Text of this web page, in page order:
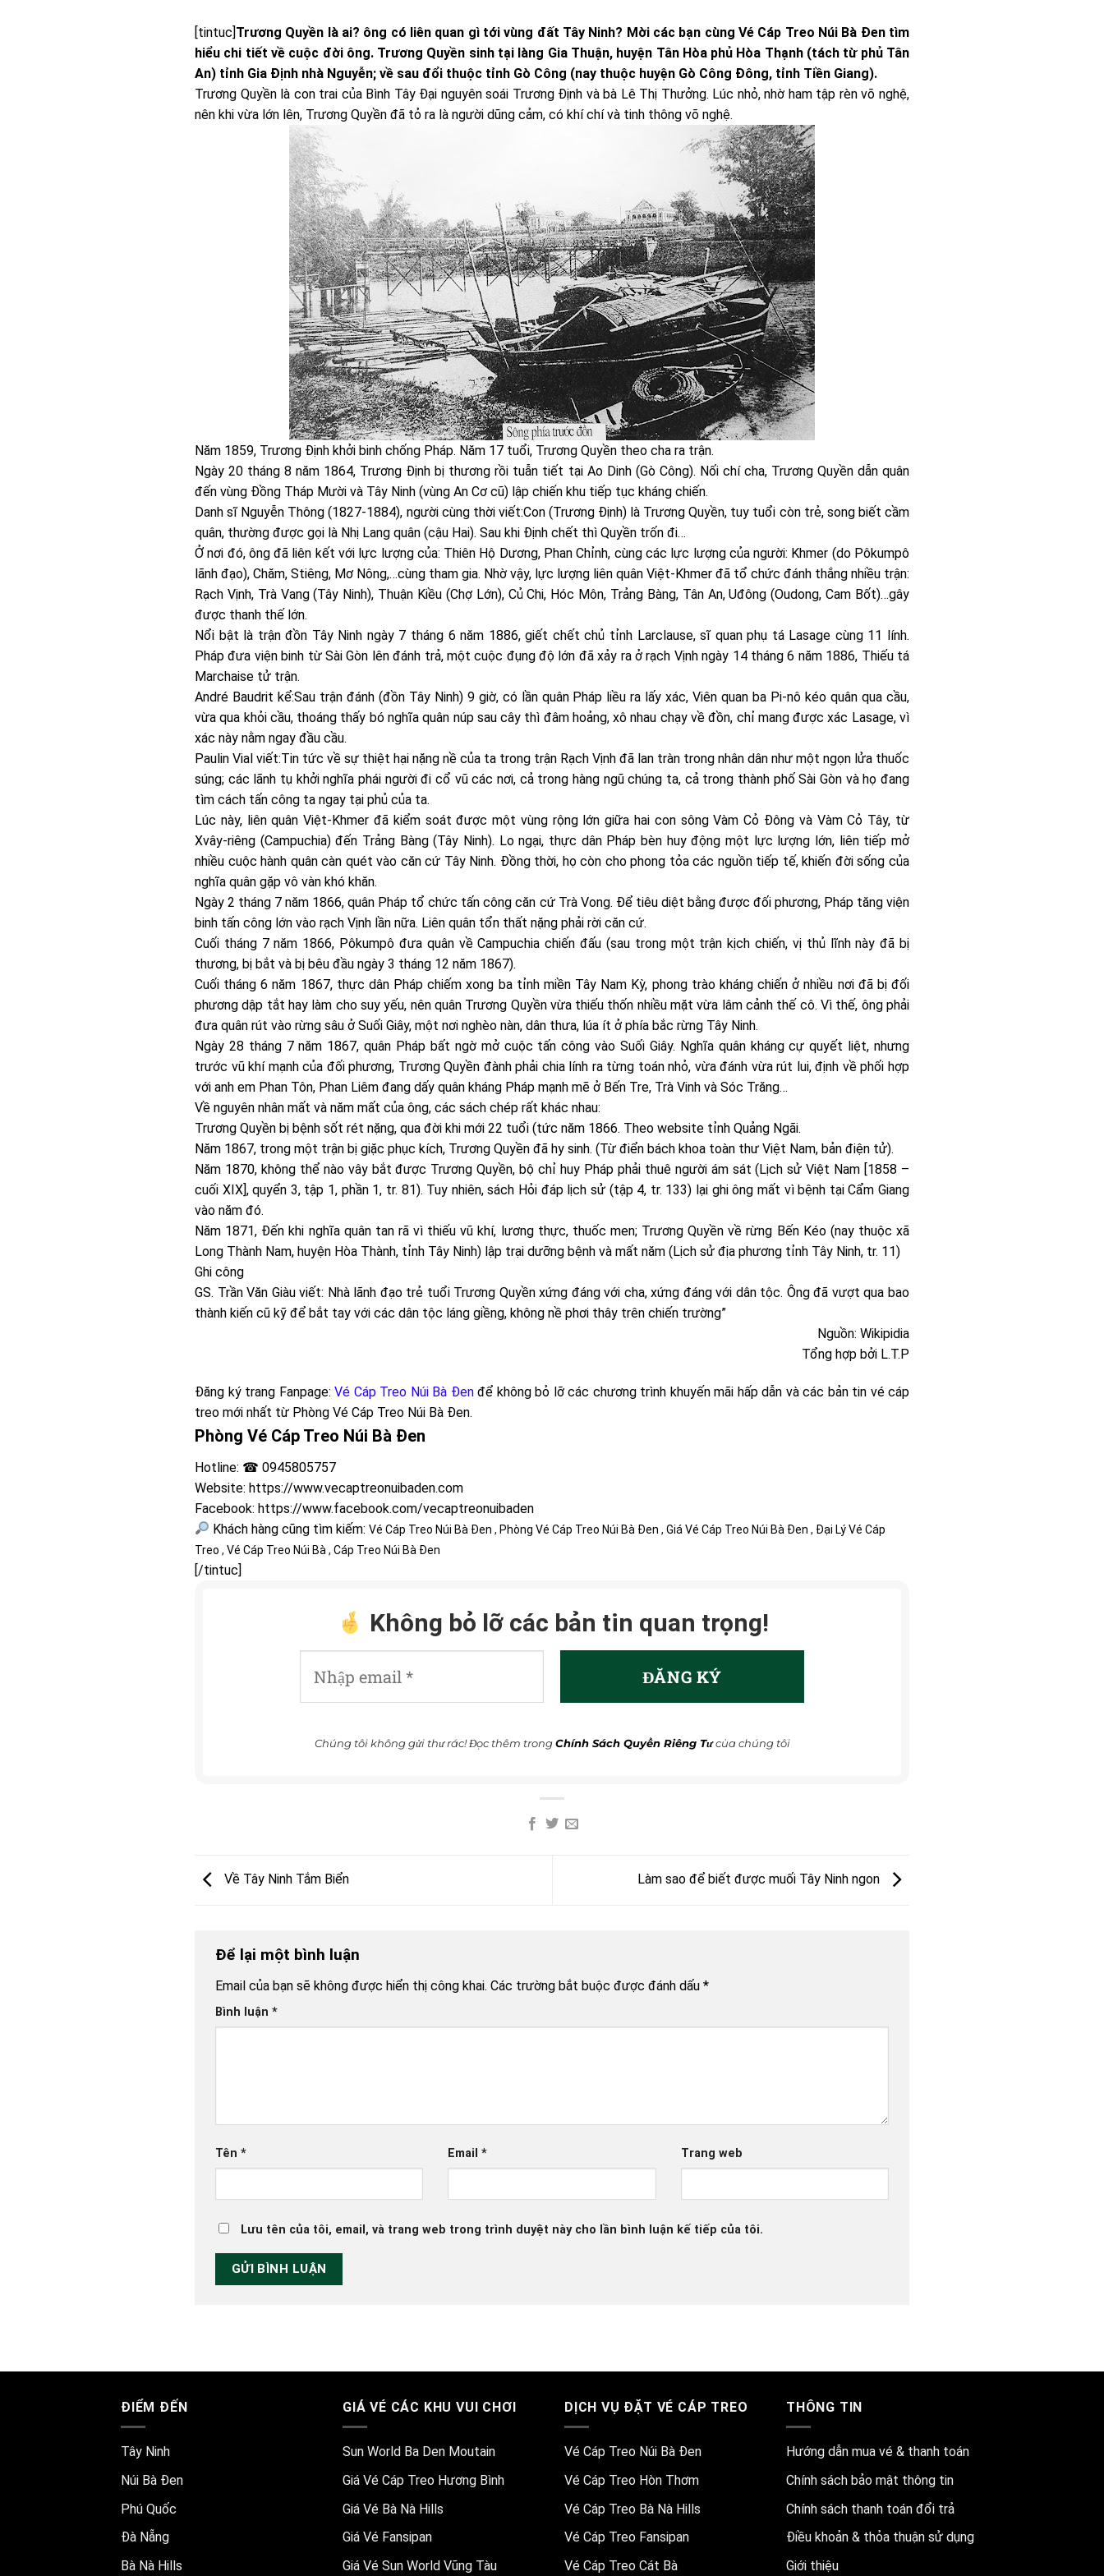
[tintuc]Trương Quyền là ai? ông có liên quan gì tới vùng đất Tây Ninh? Mời các bạn cùng Vé Cáp Treo Núi Bà Đentìm
hiểu chi tiết về cuộc đời ông. Trương Quyền sinh tại làng Gia Thuận, huyện Tân Hòa phủ Hòa Thạnh (tách từ phủ Tân
An) tỉnh Gia Định nhà Nguyễn; về sau đổi thuộc tỉnh Gò Công (nay thuộc huyện Gò Công Đông, tỉnh Tiền Giang).
Trương Quyền là con trai của Bình Tây Đại nguyên soái Trương Định và bà Lê Thị Thưởng. Lúc nhỏ, nhờ ham tập rèn võ nghệ,
nên khi vừa lớn lên, Trương Quyền đã tỏ ra là người dũng cảm, có khí chí và tinh thông võ nghệ.
Năm 1859, Trương Định khởi binh chống Pháp. Năm 17 tuổi, Trương Quyền theo cha ra trận.
Ngày 20 tháng 8 năm 1864, Trương Định bị thương rồi tuẫn tiết tại Ao Dinh (Gò Công). Nối chí cha, Trương Quyền dẫn quân
đến vùng Đồng Tháp Mười và Tây Ninh (vùng An Cơ cũ) lập chiến khu tiếp tục kháng chiến.
Danh sĩ Nguyễn Thông (1827-1884), người cùng thời viết:Con (Trương Định) là Trương Quyền, tuy tuổi còn trẻ, song biết cầm
quân, thường được gọi là Nhị Lang quân (cậu Hai). Sau khi Định chết thì Quyền trốn đi…
Ở nơi đó, ông đã liên kết với lực lượng của: Thiên Hộ Dương, Phan Chỉnh, cùng các lực lượng của người: Khmer (do Pôkumpô
lãnh đạo), Chăm, Stiêng, Mơ Nông,…cùng tham gia. Nhờ vậy, lực lượng liên quân Việt-Khmer đã tổ chức đánh thắng nhiều trận:
Rạch Vịnh, Trà Vang (Tây Ninh), Thuận Kiều (Chợ Lớn), Củ Chi, Hóc Môn, Trảng Bàng, Tân An, Uđông (Oudong, Cam Bốt)…gây
được thanh thế lớn.
Nổi bật là trận đồn Tây Ninh ngày 7 tháng 6 năm 1886, giết chết chủ tỉnh Larclause, sĩ quan phụ tá Lasage cùng 11 lính.
Pháp đưa viện binh từ Sài Gòn lên đánh trả, một cuộc đụng độ lớn đã xảy ra ở rạch Vịnh ngày 14 tháng 6 năm 1886, Thiếu tá
Marchaise tử trận.
André Baudrit kể:Sau trận đánh (đồn Tây Ninh) 9 giờ, có lần quân Pháp liều ra lấy xác, Viên quan ba Pi-nô kéo quân qua cầu,
vừa qua khỏi cầu, thoáng thấy bó nghĩa quân núp sau cây thì đâm hoảng, xô nhau chạy về đồn, chỉ mang được xác Lasage, vì
xác này nằm ngay đầu cầu.
Paulin Vial viết:Tin tức về sự thiệt hại nặng nề của ta trong trận Rạch Vịnh đã lan tràn trong nhân dân như một ngọn lửa thuốc
súng; các lãnh tụ khởi nghĩa phái người đi cổ vũ các nơi, cả trong hàng ngũ chúng ta, cả trong thành phố Sài Gòn và họ đang
tìm cách tấn công ta ngay tại phủ của ta.
Lúc này, liên quân Việt-Khmer đã kiểm soát được một vùng rộng lớn giữa hai con sông Vàm Cỏ Đông và Vàm Cỏ Tây, từ
Xvây-riêng (Campuchia) đến Trảng Bàng (Tây Ninh). Lo ngại, thực dân Pháp bèn huy động một lực lượng lớn, liên tiếp mở
nhiều cuộc hành quân càn quét vào căn cứ Tây Ninh. Đồng thời, họ còn cho phong tỏa các nguồn tiếp tế, khiến đời sống của
nghĩa quân gặp vô vàn khó khăn.
Ngày 2 tháng 7 năm 1866, quân Pháp tổ chức tấn công căn cứ Trà Vong. Để tiêu diệt bằng được đối phương, Pháp tăng viện
binh tấn công lớn vào rạch Vịnh lần nữa. Liên quân tổn thất nặng phải rời căn cứ.
Cuối tháng 7 năm 1866, Pôkumpô đưa quân về Campuchia chiến đấu (sau trong một trận kịch chiến, vị thủ lĩnh này đã bị
thương, bị bắt và bị bêu đầu ngày 3 tháng 12 năm 1867).
Cuối tháng 6 năm 1867, thực dân Pháp chiếm xong ba tỉnh miền Tây Nam Kỳ, phong trào kháng chiến ở nhiều nơi đã bị đối
phương dập tắt hay làm cho suy yếu, nên quân Trương Quyền vừa thiếu thốn nhiều mặt vừa lâm cảnh thế cô. Vì thế, ông phải
đưa quân rút vào rừng sâu ở Suối Giây, một nơi nghèo nàn, dân thưa, lúa ít ở phía bắc rừng Tây Ninh.
Ngày 28 tháng 7 năm 1867, quân Pháp bất ngờ mở cuộc tấn công vào Suối Giây. Nghĩa quân kháng cự quyết liệt, nhưng
trước vũ khí mạnh của đối phương, Trương Quyền đành phải chia lính ra từng toán nhỏ, vừa đánh vừa rút lui, định về phối hợp
với anh em Phan Tôn, Phan Liêm đang dấy quân kháng Pháp mạnh mẽ ở Bến Tre, Trà Vinh và Sóc Trăng…
Về nguyên nhân mất và năm mất của ông, các sách chép rất khác nhau:
Trương Quyền bị bệnh sốt rét nặng, qua đời khi mới 22 tuổi (tức năm 1866. Theo website tỉnh Quảng Ngãi.
Năm 1867, trong một trận bị giặc phục kích, Trương Quyền đã hy sinh. (Từ điển bách khoa toàn thư Việt Nam, bản điện tử).
Năm 1870, không thể nào vây bắt được Trương Quyền, bộ chỉ huy Pháp phải thuê người ám sát (Lịch sử Việt Nam [1858 –
cuối XIX], quyển 3, tập 1, phần 1, tr. 81). Tuy nhiên, sách Hỏi đáp lịch sử (tập 4, tr. 133) lại ghi ông mất vì bệnh tại Cẩm Giang
vào năm đó.
Năm 1871, Đến khi nghĩa quân tan rã vì thiếu vũ khí, lương thực, thuốc men; Trương Quyền về rừng Bến Kéo (nay thuộc xã
Long Thành Nam, huyện Hòa Thành, tỉnh Tây Ninh) lập trại dưỡng bệnh và mất năm (Lịch sử địa phương tỉnh Tây Ninh, tr. 11)
Ghi công
GS. Trần Văn Giàu viết: Nhà lãnh đạo trẻ tuổi Trương Quyền xứng đáng với cha, xứng đáng với dân tộc. Ông đã vượt qua bao
thành kiến cũ kỹ để bắt tay với các dân tộc láng giềng, không nề phơi thây trên chiến trường”
Nguồn: Wikipidia
Tổng hợp bởi L.T.P
Đăng ký trang Fanpage: Vé Cáp Treo Núi Bà Đenđể không bỏ lỡ các chương trình khuyến mãi hấp dẫn và các bản tin vé cáp
treo mới nhất từ Phòng Vé Cáp Treo Núi Bà Đen.
Phòng Vé Cáp Treo Núi Bà Đen
Hotline: ☎ 0945805757
Website: https://www.vecaptreonuibaden.com
Facebook: https://www.facebook.com/vecaptreonuibaden
Khách hàng cũng tìm kiếm: Vé Cáp Treo Núi Bà Đen , Phòng Vé Cáp Treo Núi Bà Đen ,Giá Vé Cáp Treo Núi Bà Đen , Đại Lý Vé Cáp
Treo , Vé Cáp Treo Núi Bà , Cáp Treo Núi Bà Đen
[/tintuc]
Không bỏ lỡ các bản tin quan trọng!
Chúng tôi không gửi thư rác! Đọc thêm trongChính Sách Quyền Riêng Tưcủa chúng tôi
Về Tây Ninh Tắm Biển Làm sao để biết được muối Tây Ninh ngon
Để lại một bình luận
Email của bạn sẽ không được hiển thị công khai. Các trường bắt buộc được đánh dấu *
Bình luận *
Tên * Email* Trang web
Lưu tên của tôi, email, và trang web trong trình duyệt này cho lần bình luận kế tiếp của tôi.
ĐIỂM ĐẾN
Tây Ninh
Núi Bà Đen
Phú Quốc
Đà Nẵng
Bà Nà Hills
GIÁ VÉ CÁC KHU VUI CHƠI
Sun World Ba Den Moutain
Giá Vé Cáp Treo Hương Bình
Giá Vé Bà Nà Hills
Giá Vé Fansipan
Giá Vé Sun World Vũng Tàu
DỊCH VỤ ĐẶT VÉ CÁP TREO
Vé Cáp Treo Núi Bà Đen
Vé Cáp Treo Hòn Thơm
Vé Cáp Treo Bà Nà Hills
Vé Cáp Treo Fansipan
Vé Cáp Treo Cát Bà
THÔNG TIN
Hướng dẫn mua vé & thanh toán
Chính sách bảo mật thông tin
Chính sách thanh toán đổi trả
Điều khoản & thỏa thuận sử dụng
Giới thiệu